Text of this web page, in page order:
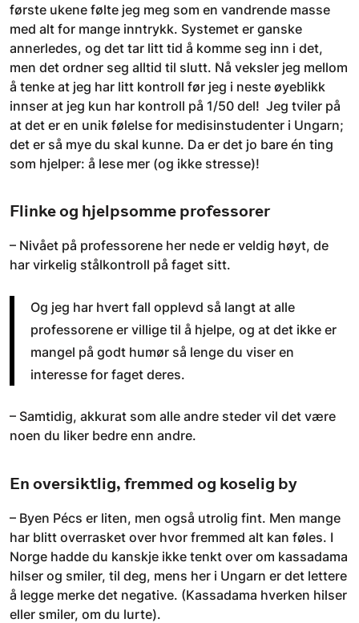
første ukene følte jeg meg som en vandrende masse
med alt for mange inntrykk. Systemet er ganske
annerledes, og det tar litt tid å komme seg inn i det,
men det ordner seg alltid til slutt. Nå veksler jeg mellom
å tenke at jeg har litt kontroll før jeg i neste øyeblikk
innser at jeg kun har kontroll på 1/50 del! Jeg tviler på
at det er en unik følelse for medisinstudenter i Ungarn;
det er så mye du skal kunne. Da er det jo bare én ting
som hjelper: å lese mer (og ikke stresse)!
Flinke og hjelpsomme professorer
– Nivået på professorene her nede er veldig høyt, de
har virkelig stålkontroll på faget sitt.
Og jeg har hvert fall opplevd så langt at alle
professorene er villige til å hjelpe, og at det ikke er
mangel på godt humør så lenge du viser en
interesse for faget deres.
– Samtidig, akkurat som alle andre steder vil det være
noen du liker bedre enn andre.
En oversiktlig, fremmed og koselig by
– Byen Pécs er liten, men også utrolig fint. Men mange
har blitt overrasket over hvor fremmed alt kan føles. I
Norge hadde du kanskje ikke tenkt over om kassadama
hilser og smiler, til deg, mens her i Ungarn er det lettere
å legge merke det negative. (Kassadama hverken hilser
eller smiler, om du lurte).